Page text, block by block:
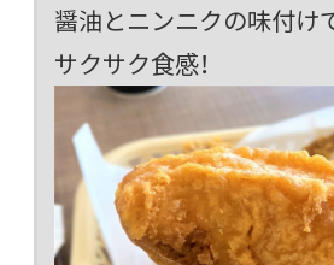
醤油とニンニクの味付け
サクサク食感！